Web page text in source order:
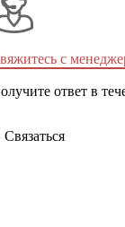
с
ответ в
Связаться